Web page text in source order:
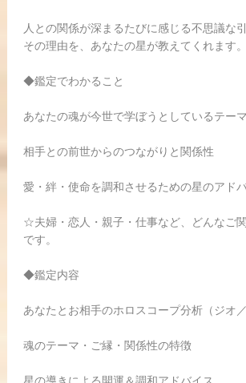
人との関係が深まるたびに感じる不思議な引
その理由を、あなたの星が教えてくれます。
◆鑑定でわかること
あなたの魂が今世で学ぼうとしているテーマ
相手との前世からのつながりと関係性
愛・絆・使命を調和させるための星のアド
☆夫婦・恋人・親子・仕事など、どんなご
です。
◆鑑定内容
あなたとお相手のホロスコープ分析（ジオ
魂のテーマ・ご縁・関係性の特徴
星の導きによる開運＆調和アドバイス